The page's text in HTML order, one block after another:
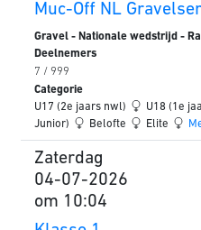
Muc-Off NL
Gravel - Nationale wedstrijd -
Deelnemers
7 / 999
Categorie
U17 (2e jaars nwl)
U18 (1e
Junior)
Belofte Elite
Zaterdag
04-07-2026
om 10:04